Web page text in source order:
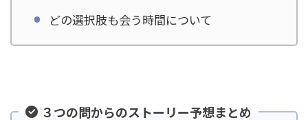
どの選択肢も会う時間について
３つの問からのストーリー予想まとめ